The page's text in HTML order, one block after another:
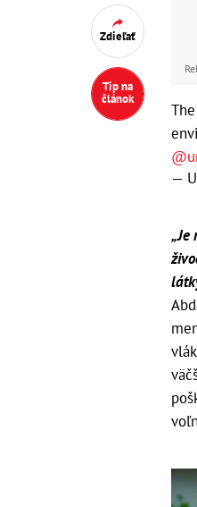
Zdieľať
Tip na
článok
—